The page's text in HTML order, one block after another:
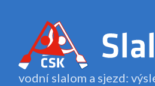
vodní slalom a sjezd: